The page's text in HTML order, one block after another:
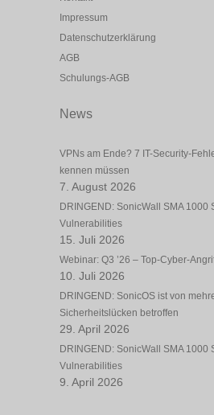
Impressum
Datenschutzerklärung
AGB
Schulungs-AGB
News
VPNs am Ende? 7 IT-Security-
kennen müssen
7. August 2026
DRINGEND: SonicWall SMA 1000
Vulnerabilities
15. Juli 2026
Webinar: Q3 ’26 – Top-Cyber-
10. Juli 2026
DRINGEND: SonicOS ist von
Sicherheitslücken betroffen
29. April 2026
DRINGEND: SonicWall SMA 1000
Vulnerabilities
9. April 2026